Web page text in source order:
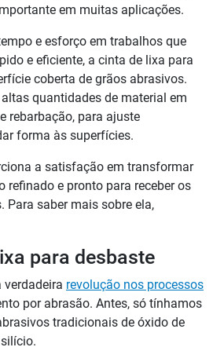
em muitas aplicações.
e esforço em trabalhos que
e eficiente, a cinta de lixa para
coberta de grãos abrasivos.
quantidades de material em
rebarbação, para ajuste
forma às superfícies.
a satisfação em transformar
refinado e pronto para receber os
Para saber mais sobre ela,
para desbaste
revolução nos processos
por abrasão. Antes, só tínhamos
tradicionais de óxido de